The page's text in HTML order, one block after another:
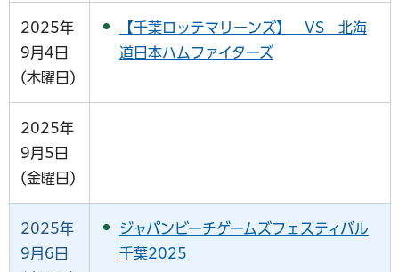
2025年
9月4日
(木曜日)
【千葉ロッテマリーンズ】 VS 北海
道日本ハムファイターズ
2025年
9月5日
(金曜日)
2025年
9月6日
ジャパンビーチゲームズフェスティバル
千葉2025